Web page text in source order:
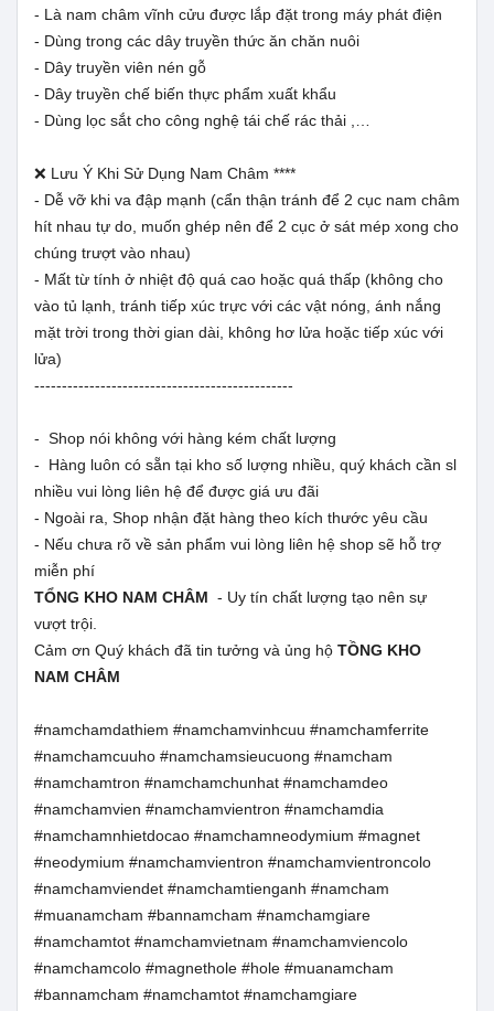
- Là nam châm vĩnh cửu được lắp đặt trong máy phát điện
- Dùng trong các dây truyền thức ăn chăn nuôi
- Dây truyền viên nén gỗ
- Dây truyền chế biến thực phẩm xuất khẩu
- Dùng lọc sắt cho công nghệ tái chế rác thải ,…
❌ Lưu Ý Khi Sử Dụng Nam Châm ****
- Dễ vỡ khi va đập mạnh (cẩn thận tránh để 2 cục nam châm
hít nhau tự do, muốn ghép nên để 2 cục ở sát mép xong cho
chúng trượt vào nhau)
- Mất từ tính ở nhiệt độ quá cao hoặc quá thấp (không cho
vào tủ lạnh, tránh tiếp xúc trực với các vật nóng, ánh nắng
mặt trời trong thời gian dài, không hơ lửa hoặc tiếp xúc với
lửa)
-----------------------------------------------
- Shop nói không với hàng kém chất lượng
- Hàng luôn có sẵn tại kho số lượng nhiều, quý khách cần sl
nhiều vui lòng liên hệ để được giá ưu đãi
- Ngoài ra, Shop nhận đặt hàng theo kích thước yêu cầu
- Nếu chưa rõ về sản phẩm vui lòng liên hệ shop sẽ hỗ trợ
miễn phí
TỔNG KHO NAM CHÂM - Uy tín chất lượng tạo nên sự
vượt trội.
Cảm ơn Quý khách đã tin tưởng và ủng hộ TỒNG KHO
NAM CHÂM
#namchamdathiem #namchamvinhcuu #namchamferrite
#namchamcuuho #namchamsieucuong #namcham
#namchamtron #namchamchunhat #namchamdeo
#namchamvien #namchamvientron #namchamdia
#namchamnhietdocao #namchamneodymium #magnet
#neodymium #namchamvientron #namchamvientroncolo
#namchamviendet #namchamtienganh #namcham
#muanamcham #bannamcham #namchamgiare
#namchamtot #namchamvietnam #namchamviencolo
#namchamcolo #magnethole #hole #muanamcham
#bannamcham #namchamtot #namchamgiare